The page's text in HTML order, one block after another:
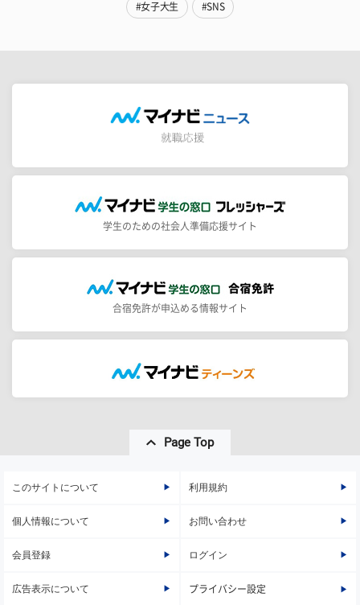
#女子大生 #SNS
学生のための社会人準備応援サイト
合宿免許が申込める情報サイト
Page Top
このサイトについて 利用規約
個人情報について お問い合わせ
会員登録 ログイン
広告表示について プライバシー設定